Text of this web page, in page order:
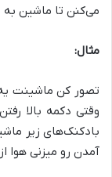
می‌کنن تا ماشین به
مثال:
تصور کن ماشینت
وقتی دکمه بالا
بادکنک‌های زیر
آمدن رو میزنی هوا